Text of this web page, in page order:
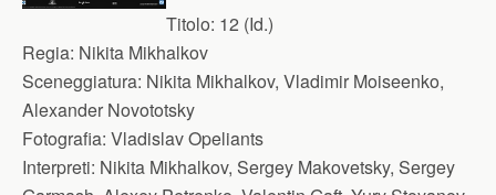
Titolo: 12 (Id.)
Regia: Nikita Mikhalkov
Sceneggiatura: Nikita Mikhalkov, Vladimir Moiseenko,
Alexander Novototsky
Fotografia: Vladislav Opeliants
Interpreti: Nikita Mikhalkov, Sergey Makovetsky, Sergey